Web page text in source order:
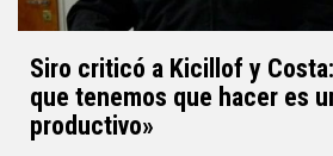
Siro criticó a Kicillof y
que tenemos que hacer es
productivo»